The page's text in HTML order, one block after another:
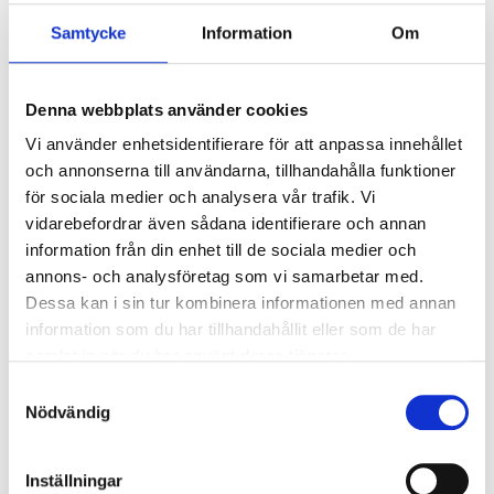
Samtycke Information Om
Denna webbplats använder cookies
Vi använder enhetsidentifierare för att anpassa innehållet
och annonserna till användarna, tillhandahålla funktioner
för sociala medier och analysera vår trafik. Vi
vidarebefordrar även sådana identifierare och annan
information från din enhet till de sociala medier och
annons- och analysföretag som vi samarbetar med.
Dessa kan i sin tur kombinera informationen med annan
information som du har tillhandahållit eller som de har
Nödvändig
Inställningar
Ljusstyrning
Korridorfunktion
Antal DALI-adresser:
Sensor:
Utan sensor
Nödljus
Nödljus: Nej
centrerat, samt enkla införingshål i vardera gavel.
Överkopplingsplint 5x2x2,5 mm² i armaturens